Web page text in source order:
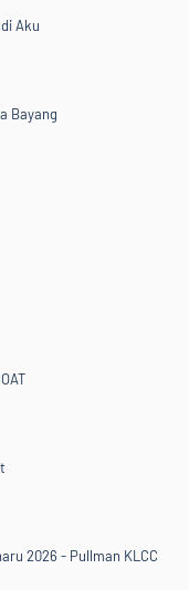
Aku
Bayang
2026 - Pullman KLCC